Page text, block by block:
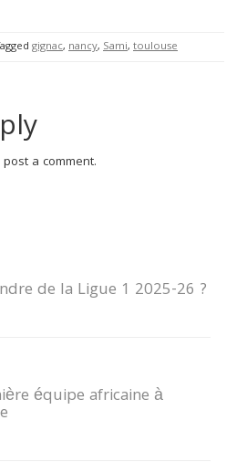
gignac, nancy, Sami, toulouse
a comment.
de la Ligue 1 2025-26 ?
équipe africaine à